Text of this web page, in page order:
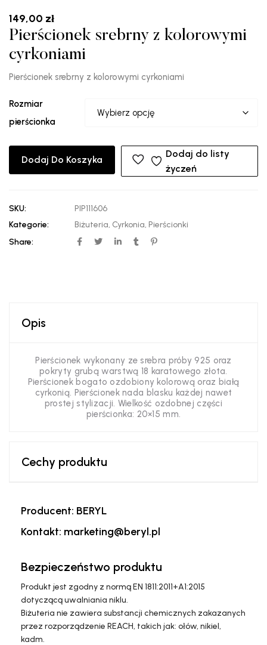
149,00 zł
Pierścionek srebrny z kolorowymi
cyrkoniami
Pierścionek srebrny z kolorowymi cyrkoniami
Rozmiar
pierścionka
Dodaj Do Koszyka
Dodaj do listy
życzeń
SKU:
PIP111606
Kategorie:
Biżuteria, Cyrkonia, Pierścionki
Share:
Opis
Pierścionek wykonany ze srebra próby 925 oraz
pokryty grubą warstwą 18 karatowego złota.
Pierścionek bogato ozdobiony kolorową oraz białą
cyrkonią. Pierścionek nada blasku każdej nawet
prostej stylizacji. Wielkość ozdobnej części
pierścionka: 20×15 mm.
Cechy produktu
Producent: BERYL
Kontakt: marketing@beryl.pl
Bezpieczeństwo produktu
Produkt jest zgodny z normą EN 1811:2011+A1:2015
dotyczącą uwalniania niklu.
Biżuteria nie zawiera substancji chemicznych zakazanych
przez rozporządzenie REACH, takich jak: ołów, nikiel,
kadm.